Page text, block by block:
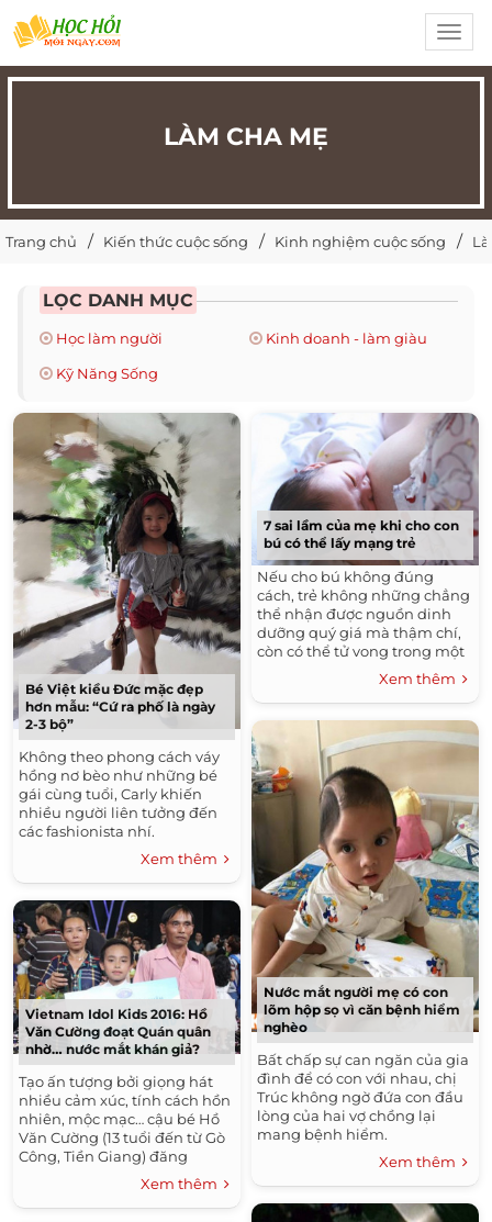
LÀM CHA MẸ
Trang chủ Kiến thức cuộc sống Kinh nghiệm cuộc sống
LỌC DANH MỤC
Học làm người
Kinh doanh - làm giàu
Kỹ Năng Sống
Bé Việt kiều Đức mặc đẹp
hơn mẫu: “Cứ ra phố là ngày
2-3 bộ”
Không theo phong cách váy
hồng nơ bèo như những bé
gái cùng tuổi, Carly khiến
nhiều người liên tưởng đến
các fashionista nhí.
Xem thêm
Vietnam Idol Kids 2016: Hồ
Văn Cường đoạt Quán quân
nhờ… nước mắt khán giả?
Tạo ấn tượng bởi giọng hát
nhiều cảm xúc, tính cách hồn
nhiên, mộc mạc… cậu bé Hồ
Văn Cường (13 tuổi đến từ Gò
Công, Tiền Giang) đăng
quang Quán quân Vietnam
Idol Kids đã nhận được nhiều
sự ủng hộ từ khán giả.
Xem thêm
7 sai lầm của mẹ khi cho con
bú có thể lấy mạng trẻ
Nếu cho bú không đúng
cách, trẻ không những chẳng
thể nhận được nguồn dinh
dưỡng quý giá mà thậm chí,
còn có thể tử vong trong một
Xem thêm
Nước mắt người mẹ có con
lõm hộp sọ vì căn bệnh hiểm
nghèo
Bất chấp sự can ngăn của gia
đình để có con với nhau, chị
Trúc không ngờ đứa con đầu
lòng của hai vợ chồng lại
mang bệnh hiểm.
Xem thêm